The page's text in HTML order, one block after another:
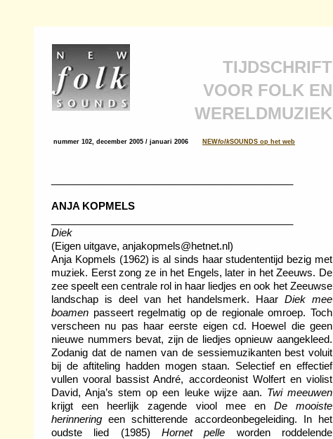
TIJDSCHRIFT
VOOR FOLK EN
WERELDMUZIEK
nummer 102, december 2005 / januari 2006 NEWfolkSOUNDS op het web
ANJA KOPMELS
Diek
(Eigen uitgave, anjakopmels@hetnet.nl)
Anja Kopmels (1962) is al sinds haar studententijd bezig met
muziek. Eerst zong ze in het Engels, later in het Zeeuws. De
zee speelt een centrale rol in haar liedjes en ook het Zeeuwse
landschap is deel van het handelsmerk. HaarDiek mee
boamen passeert regelmatig op de regionale omroep. Toch
verscheen nu pas haar eerste eigen cd. Hoewel die geen
nieuwe nummers bevat, zijn de liedjes opnieuw aangekleed.
Zodanig dat de namen van de sessiemuzikanten best voluit
bij de aftiteling hadden mogen staan. Selectief en effectief
vullen vooral bassist André, accordeonist Wolfert en violist
David, Anja’s stem op een leuke wijze aan. Twi meeuwen
krijgt een heerlijk zagende viool mee en De mooiste
herinnering een schitterende accordeonbegeleiding. In het
oudste lied (1985) Hornet pelle worden roddelende